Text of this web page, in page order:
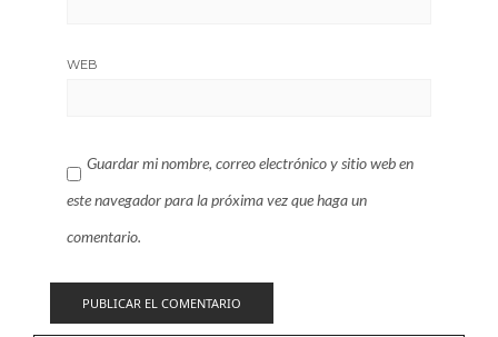
WEB
Guardar mi nombre, correo electrónico y sitio web en
este navegador para la próxima vez que haga un
comentario.